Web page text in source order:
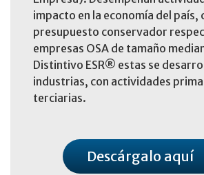
impacto en la economía del país,
presupuesto conservador
empresas OSA de tamaño
Distintivo ESR® estas se
industrias, con actividades
terciarias.
Descárgalo aquí